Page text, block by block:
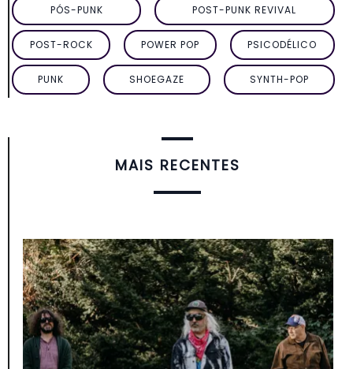
PÓS-PUNK POST-PUNK REVIVAL
POST-ROCK POWER POP PSICODÉLICO
PUNK SHOEGAZE SYNTH-POP
MAIS RECENTES